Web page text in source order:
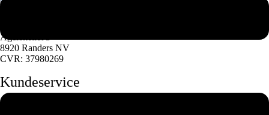
Agerskellet 3
8920 Randers NV
CVR: 37980269
Kundeservice
Mandag – Torsdag